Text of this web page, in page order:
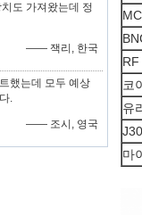
도 가져왔는데 정
—— 잭리, 한국
했는데 모두 예상
.
—— 조시, 영국
코
유
마